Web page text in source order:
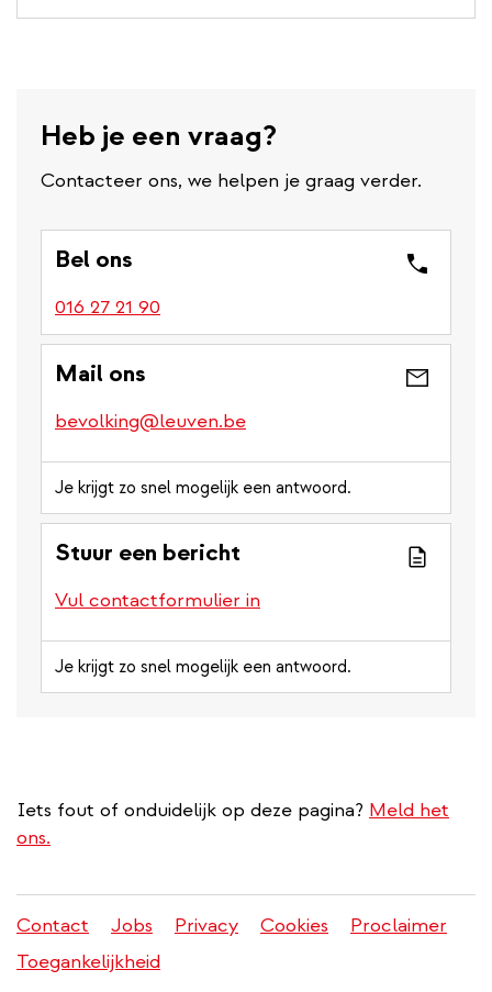
Heb je een vraag?
Contacteer ons, we helpen je graag verder.
Bel ons
016 27 21 90
Mail ons
bevolking@leuven.be
Je krijgt zo snel mogelijk een antwoord.
Stuur een bericht
Vul contactformulier in
Je krijgt zo snel mogelijk een antwoord.
Iets fout of onduidelijk op deze pagina? Meld het
ons.
Juridisch
menu
Contact Jobs Privacy Cookies
Proclaimer
Toegankelijkheid